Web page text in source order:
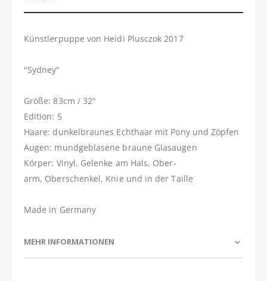
Künstlerpuppe von Heidi Plusczok 2017
"Sydney"
Größe: 83cm / 32"
Edition: 5
Haare: dunkelbraunes Echthaar mit Pony und Zöpfen
Augen: mundgeblasene braune Glasaugen
Körper: Vinyl, Gelenke am Hals, Ober-
arm, Oberschenkel, Knie und in der Taille
Made in Germany
MEHR INFORMATIONEN